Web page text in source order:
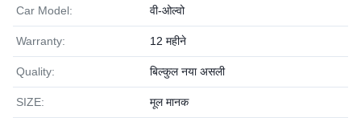
Car Model: वी-ओल्वो
Warranty: 12 महीने
Quality: बिल्कुल नया असली
SIZE: मूल मानक